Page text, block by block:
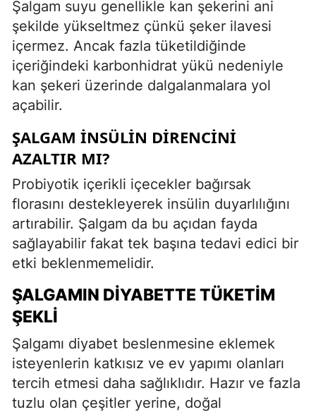
Şalgam suyu genellikle kan şekerini ani
şekilde yükseltmez çünkü şeker ilavesi
içermez. Ancak fazla tüketildiğinde
içeriğindeki karbonhidrat yükü nedeniyle
kan şekeri üzerinde dalgalanmalara yol
açabilir.
ŞALGAM İNSÜLIN DIRENCINI
AZALTIR MI?
Probiyotik içerikli içecekler bağırsak
florasını destekleyerek insülin duyarlılığını
artırabilir. Şalgam da bu açıdan fayda
sağlayabilir fakat tek başına tedavi edici bir
etki beklenmemelidir.
ŞALGAMIN DIYABETTE TÜKETIM
ŞEKLI
Şalgamı diyabet beslenmesine eklemek
isteyenlerin katkısız ve ev yapımı olanları
tercih etmesi daha sağlıklıdır. Hazır ve fazla
tuzlu olan çeşitler yerine, doğal